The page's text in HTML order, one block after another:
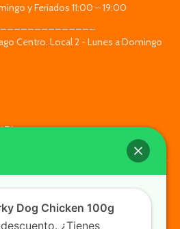
y Feriados 11:00 – 19:00
Centro. Local 2 - Lunes a Domingo
Dog Chicken 100g
¿Tienes